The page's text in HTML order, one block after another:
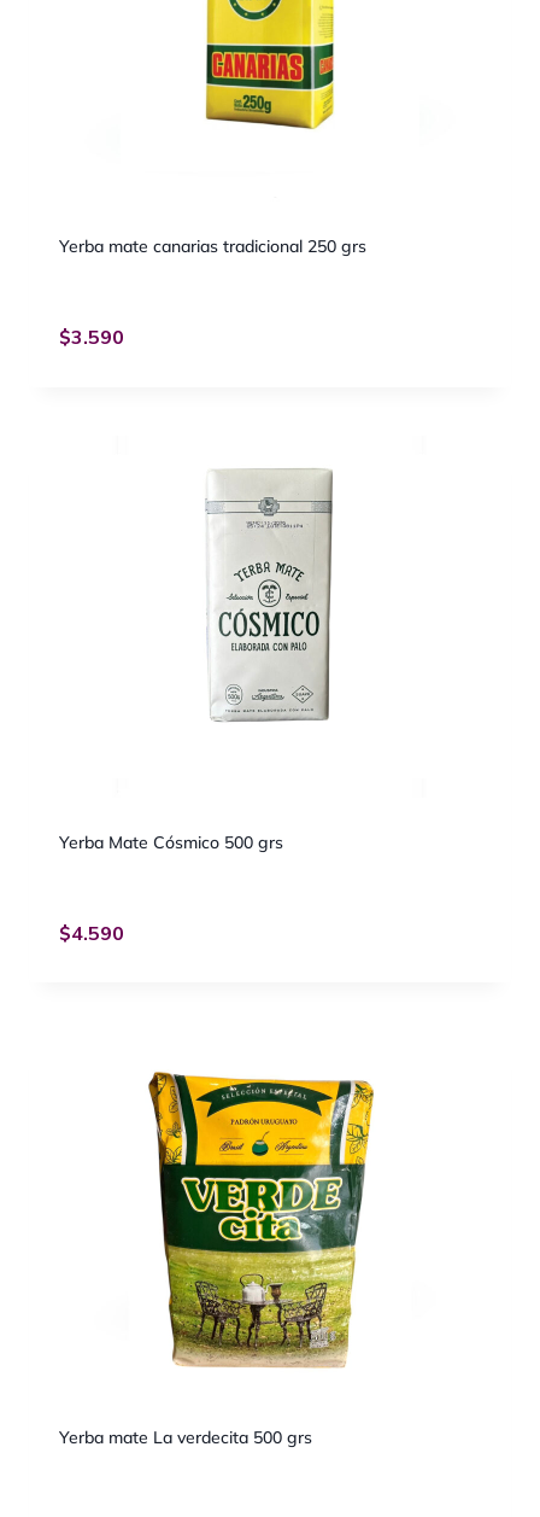
Yerba mate canarias tradicional 250 grs
$3.590
Yerba Mate Cósmico 500 grs
$4.590
Yerba mate La verdecita 500 grs